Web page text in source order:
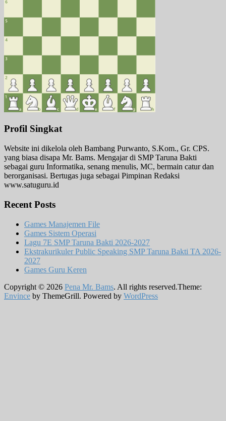
Profil Singkat
Website ini dikelola oleh Bambang Purwanto, S.Kom., Gr. CPS.
yang biasa disapa Mr. Bams. Mengajar di SMP Taruna Bakti
sebagai guru Informatika, senang menulis, MC, bermain catur dan
berorganisasi. Bertugas juga sebagai Pimpinan Redaksi
www.satuguru.id
Recent Posts
Games Manajemen File
Games Sistem Operasi
Lagu 7E SMP Taruna Bakti 2026-2027
Ekstrakurikuler Public Speaking SMP Taruna Bakti TA 2026-
2027
Games Guru Keren
Copyright © 2026 Pena Mr. Bams. All rights reserved.Theme:
Envince by ThemeGrill. Powered by WordPress